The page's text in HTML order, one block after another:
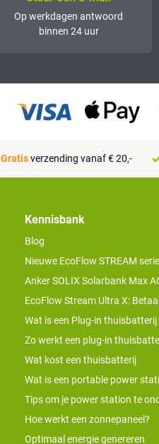
Op werkdagen antwoord
binnen 24 uur
Gratisverzending vanaf € 20,-
Kennisbank
Blog
Nieuwe EcoFlow STREAM serie
Anker SOLIX Solarbank Max
EcoFlow Stream Ultra X:
Wat is een Plug-in thuisbatterij
Zo werkt een plug-in
Wat kost een thuisbatterij
Wat is een portable power
Tips om je power station te
Hoe werkt een zonnepaneel?
Optimaal energie genereren